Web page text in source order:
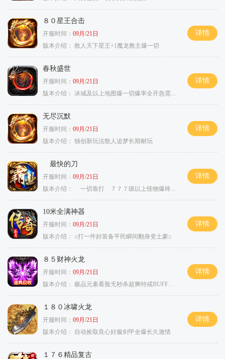
８０星王合击
开服时间： 09月/21日
版本介绍： 散人天下星王+1魔龙教主爆一切
详情
春秋盛世
开服时间： 09月/21日
版本介绍：
冰城及以上地图爆一切爆率全开急需材料
详情
无尽沉默
开服时间： 09月/21日
版本介绍： 独创新玩法散人追梦长期耐玩
详情
最快的刀
开服时间： 09月/21日
版本介绍：
一切靠打 ７７７级以上怪物爆终极
详情
10米全满神器
开服时间： 09月/21日
版本介绍： ≤打一件好装备平民瞬间翻身变土豪≥
详情
８５财神火龙
开服时间： 09月/21日
版本介绍： 极品元素看脸无秒杀超爽特戒BUFF无合成
详情
１８０冰啸火龙
开服时间： 09月/21日
版本介绍：
自动捡取良心好服剑甲全爆长久激情
详情
１７６精品复古